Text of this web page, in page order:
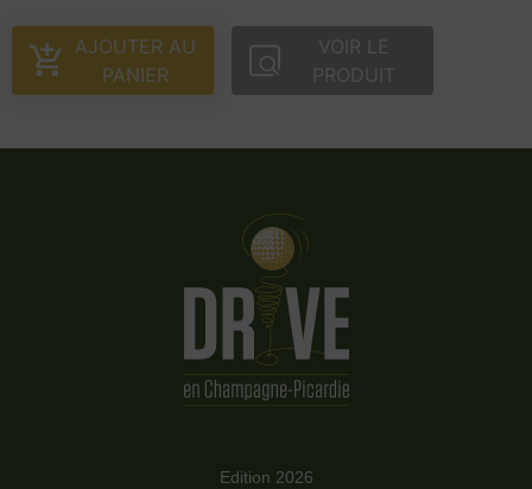
AJOUTER AU
PANIER
VOIR LE
PRODUIT
Edition 2026